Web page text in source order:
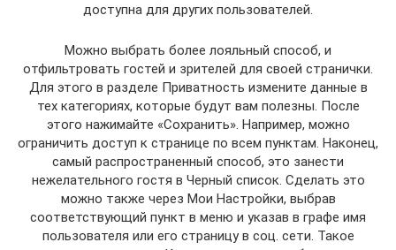
доступна для других пользователей.
Можно выбрать более лояльный способ, и
отфильтровать гостей и зрителей для своей странички.
Для этого в разделе Приватность измените данные в
тех категориях, которые будут вам полезны. После
этого нажимайте «Сохранить». Например, можно
ограничить доступ к странице по всем пунктам. Наконец,
самый распространенный способ, это занести
нежелательного гостя в Черный список. Сделать это
можно также через Мои Настройки, выбрав
соответствующий пункт в меню и указав в графе имя
пользователя или его страницу в соц. сети. Такое